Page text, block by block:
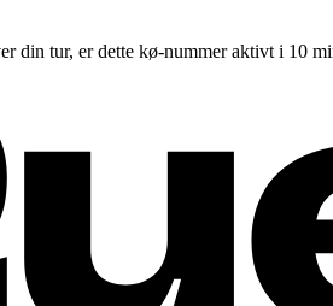
din tur, er dette kø-nummer aktivt i 10